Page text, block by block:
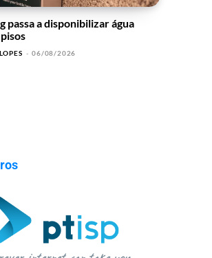
passa a disponibilizar água
- 06/08/2026